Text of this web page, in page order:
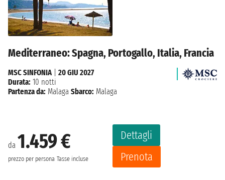
Mediterraneo: Spagna, Portogallo, Italia, Francia
da 1.459 €
prezzo per persona Tasse incluse
Dettagli
Prenota
MSC SINFONIA| 20 GIU 2027
Durata: 10 notti
Partenza da: Malaga Sbarco: Malaga